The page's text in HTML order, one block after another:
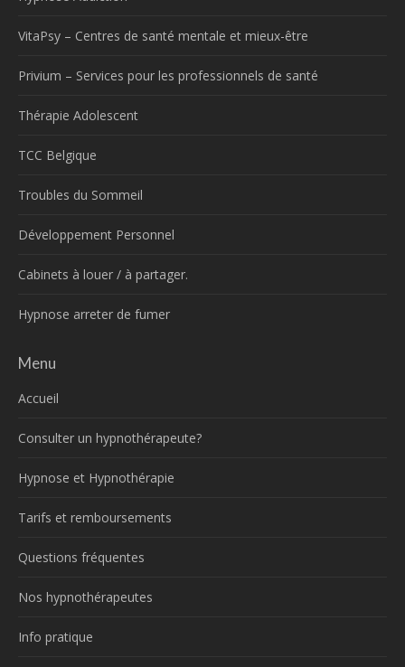
VitaPsy – Centres de santé mentale et mieux-être
Privium – Services pour les professionnels de santé
Thérapie Adolescent
TCC Belgique
Troubles du Sommeil
Développement Personnel
Cabinets à louer / à partager.
Hypnose arreter de fumer
Menu
Accueil
Consulter un hypnothérapeute?
Hypnose et Hypnothérapie
Tarifs et remboursements
Questions fréquentes
Nos hypnothérapeutes
Info pratique